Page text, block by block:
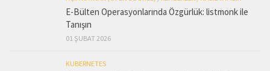
E-Bülten Operasyonlarında Özgürlük: listmonk ile
Tanışın
01 ŞUBAT 2026
KUBERNETES